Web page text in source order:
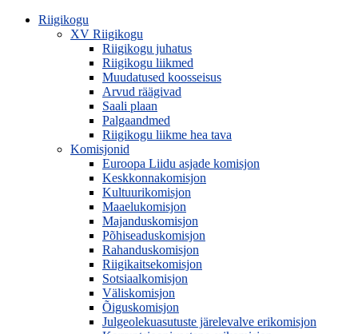
Riigikogu
XV Riigikogu
Riigikogu juhatus
Riigikogu liikmed
Muudatused koosseisus
Arvud räägivad
Saali plaan
Palgaandmed
Riigikogu liikme hea tava
Komisjonid
Euroopa Liidu asjade komisjon
Keskkonnakomisjon
Kultuurikomisjon
Maaelukomisjon
Majanduskomisjon
Põhiseaduskomisjon
Rahanduskomisjon
Riigikaitsekomisjon
Sotsiaalkomisjon
Väliskomisjon
Õiguskomisjon
Julgeolekuasutuste järelevalve erikomisjon